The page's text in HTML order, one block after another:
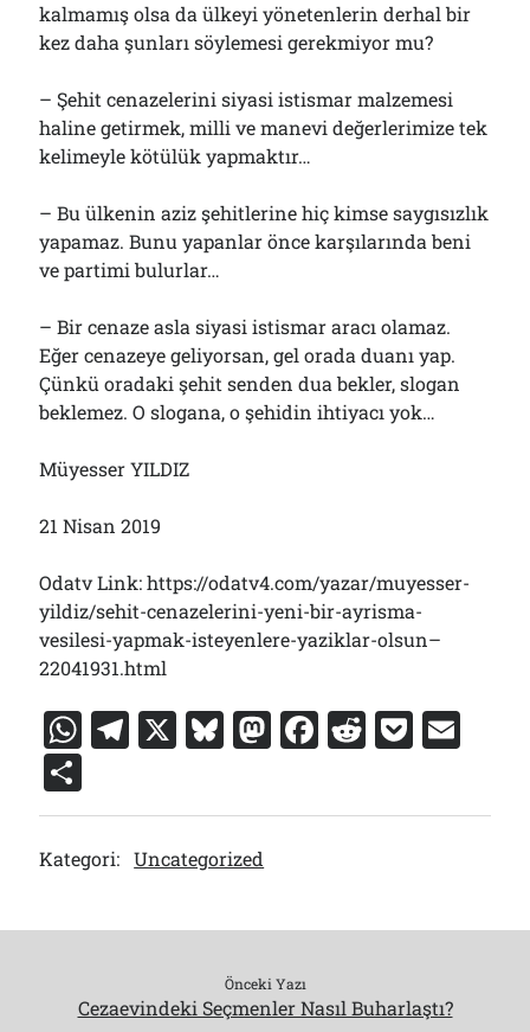
kalmamış olsa da ülkeyi yönetenlerin derhal bir
kez daha şunları söylemesi gerekmiyor mu?
– Şehit cenazelerini siyasi istismar malzemesi
haline getirmek, milli ve manevi değerlerimize tek
kelimeyle kötülük yapmaktır…
– Bu ülkenin aziz şehitlerine hiç kimse saygısızlık
yapamaz. Bunu yapanlar önce karşılarında beni
ve partimi bulurlar…
– Bir cenaze asla siyasi istismar aracı olamaz.
Eğer cenazeye geliyorsan, gel orada duanı yap.
Çünkü oradaki şehit senden dua bekler, slogan
beklemez. O slogana, o şehidin ihtiyacı yok…
Müyesser YILDIZ
21 Nisan 2019
Odatv Link: https://odatv4.com/yazar/muyesser-
yildiz/sehit-cenazelerini-yeni-bir-ayrisma-
vesilesi-yapmak-isteyenlere-yaziklar-olsun–
22041931.html
W
at
s
A
p
T
e
gr
a
m
X Bl
e
s
k
y
M
st
o
F
c
o
k
R
d
P
c ai
h
ar
e
Kategori: Uncategorized
Önceki Yazı
Cezaevindeki Seçmenler Nasıl Buharlaştı?